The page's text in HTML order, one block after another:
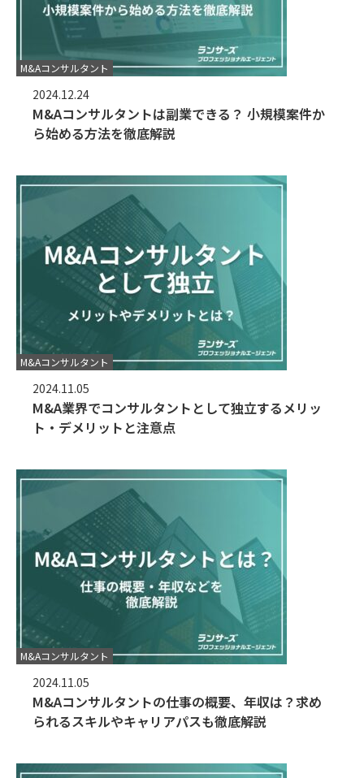
M&Aコンサルタント
2024.12.24
M&Aコンサルタントは副業できる？ 小規模案件か
ら始める方法を徹底解説
M&Aコンサルタント
2024.11.05
M&A業界でコンサルタントとして独立するメリッ
ト・デメリットと注意点
M&Aコンサルタント
2024.11.05
M&Aコンサルタントの仕事の概要、年収は？求め
られるスキルやキャリアパスも徹底解説